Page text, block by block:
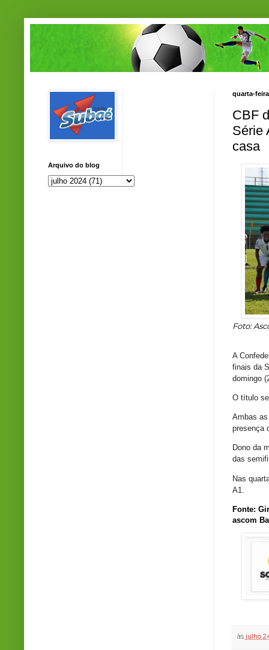
quarta-
CBF
Série
casa
Foto:
A
finais da
domingo
O título
Ambas
presença
Dono da
das
Nas
A1.
Fonte:
ascom
às julho
Arquivo do blog